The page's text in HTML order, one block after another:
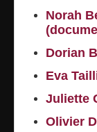
Norah
Dorian
Eva
Juliette
Olivier